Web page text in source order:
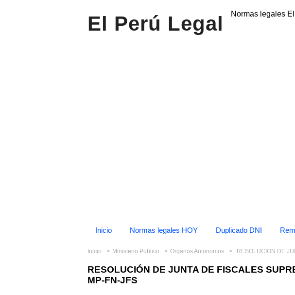
El Perú Legal Normas legales
Inicio Normas legales HOY Duplicado DNI
Inicio Ministerio Publico Organos Autonomos RESOLUCIÓN DE JUNTA DE
RESOLUCIÓN DE JUNTA DE FISCALES
MP-FN-JFS